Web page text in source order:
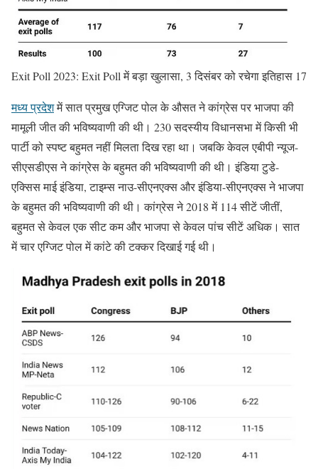
Exit Poll 2023: Exit Poll में बड़ा खुलासा, 3 दिसंबर को रचेगा इतिहास 17
मध्य प्रदेशमें सात प्रमुख एग्जिट पोल के औसत ने कांग्रेस पर भाजपा की
मामूली जीत की भविष्यवाणी की थी। 230 सदस्यीय विधानसभा में किसी भी
पार्टी को स्पष्ट बहुमत नहीं मिलता दिख रहा था। जबकि केवल एबीपी न्यूज-
सीएसडीएस ने कांग्रेस के बहुमत की भविष्यवाणी की थी। इंडिया टुडे-
एक्सिस माई इंडिया, टाइम्स नाउ-सीएनएक्स और इंडिया-सीएनएक्स ने भाजपा
के बहुमत की भविष्यवाणी की थी। कांग्रेस ने 2018 में 114 सीटें जीतीं,
बहुमत से केवल एक सीट कम और भाजपा से केवल पांच सीटें अधिक। सात
में चार एग्जिट पोल में कांटे की टक्कर दिखाई गई थी।